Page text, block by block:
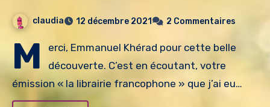
claudia 12 décembre 2021 2 Commentaires
M
erci, Emmanuel Khérad pour cette belle
découverte. C’est en écoutant, votre
émission « la librairie francophone » que j’ai eu…